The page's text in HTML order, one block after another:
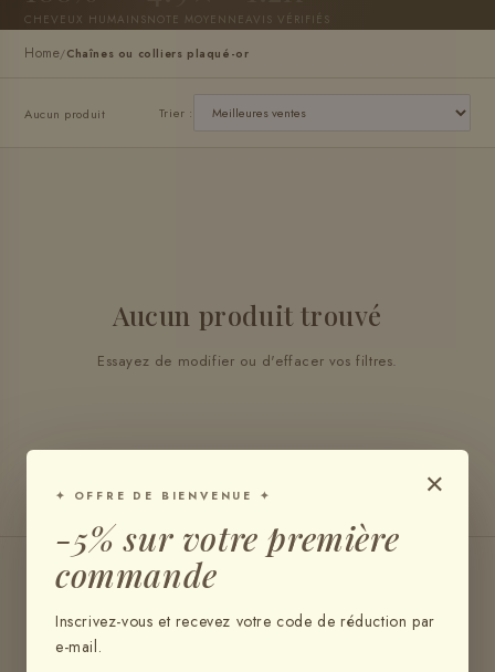
CHEVEUX HUMAINSNOTE MOYENNE AVIS VÉRIFIÉS
Home/Chaînes ou colliers plaqué-or
Aucun produit Trier :
Aucun produit trouvé
Essayez de modifier ou d'effacer vos filtres.
À PROPOS DE CETTE CATÉGORIE
×
✦ OFFRE DE BIENVENUE ✦
-5% sur votre première
commande
Inscrivez-vous et recevez votre code de réduction par
e-mail.